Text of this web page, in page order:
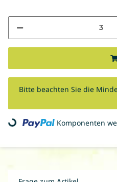
x
Bitte beachten Sie die
Loading... Komponenten